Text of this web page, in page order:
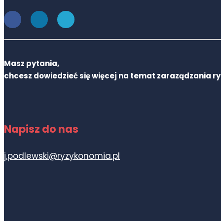
Masz pytania,
chcesz dowiedzieć się więcej na temat zaraządzania
Napisz do nas
j.podlewski@ryzykonomia.pl